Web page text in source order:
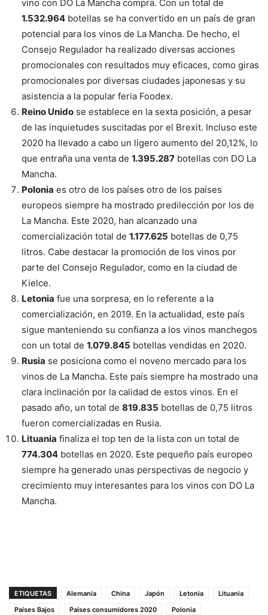
vino con DO La Mancha compra. Con un total de
1.532.964 botellas se ha convertido en un país de gran
potencial para los vinos de La Mancha. De hecho, el
Consejo Regulador ha realizado diversas acciones
promocionales con resultados muy eficaces, como giras
promocionales por diversas ciudades japonesas y su
asistencia a la popular feria Foodex.
Reino Unido se establece en la sexta posición, a pesar
de las inquietudes suscitadas por el Brexit. Incluso este
2020 ha llevado a cabo un ligero aumento del 20,12%, lo
que entraña una venta de 1.395.287 botellas con DO La
Mancha.
Polonia es otro de los países otro de los países
europeos siempre ha mostrado predilección por los de
La Mancha. Este 2020, han alcanzado una
comercialización total de 1.177.625 botellas de 0,75
litros. Cabe destacar la promoción de los vinos por
parte del Consejo Regulador, como en la ciudad de
Kielce.
Letonia fue una sorpresa, en lo referente a la
comercialización, en 2019. En la actualidad, este país
sigue manteniendo su confianza a los vinos manchegos
con un total de 1.079.845 botellas vendidas en 2020.
Rusia se posiciona como el noveno mercado para los
vinos de La Mancha. Este país siempre ha mostrado una
clara inclinación por la calidad de estos vinos. En el
pasado año, un total de 819.835 botellas de 0,75 litros
fueron comercializadas en Rusia.
Lituania finaliza el top ten de la lista con un total de
774.304 botellas en 2020. Este pequeño país europeo
siempre ha generado unas perspectivas de negocio y
crecimiento muy interesantes para los vinos con DO La
Mancha.
ETIQUETAS Alemania China Japón Letonia
Lituania
Países Bajos
Países consumidores 2020
Polonia